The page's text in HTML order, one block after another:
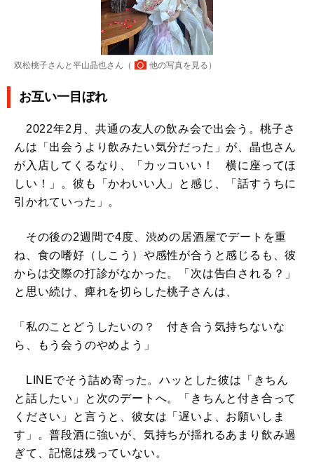
双松桃子さんと平山晶也さん（ 他の写真を見る ）
お互い一目ぼれ
2022年2月、共通の友人の飲み会で出会う。桃子さ
んは「出会うより飲みたい気分だった」が、晶也さん
が入店してくるなり、「カッコいい！ 横に座ってほ
しい！」。彼も「かわいい人」と感じ、「話すうちに
引かれていった」。
その後の2週間で4度、渋めの居酒屋でデートを重
ね、食の嗜好（しこう）や感性が合うと感じるも、彼
からは交際の打診がなかった。「次は告白される？」
と思い続け、痺れを切らした桃子さんは、
「私のことどうしたいの？ 付き合う気持ちないな
ら、もう会うのやめよう」
LINEでそう詰め寄った。ハッとした彼は「きちん
と話したい」と次のデートへ。「きちんと付き合って
ください」と言うと、彼女は「遅いよ、お願いしま
す」。普段酒に強いが、気持ちが揺れるあまり飲み過
ぎて、記憶は残っていない。